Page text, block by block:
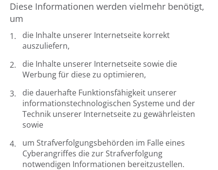
Diese Informationen werden vielmehr benötigt,
um
die Inhalte unserer Internetseite korrekt
auszuliefern,
die Inhalte unserer Internetseite sowie die
Werbung für diese zu optimieren,
die dauerhafte Funktionsfähigkeit unserer
informationstechnologischen Systeme und der
Technik unserer Internetseite zu gewährleisten
sowie
um Strafverfolgungsbehörden im Falle eines
Cyberangriffes die zur Strafverfolgung
notwendigen Informationen bereitzustellen.